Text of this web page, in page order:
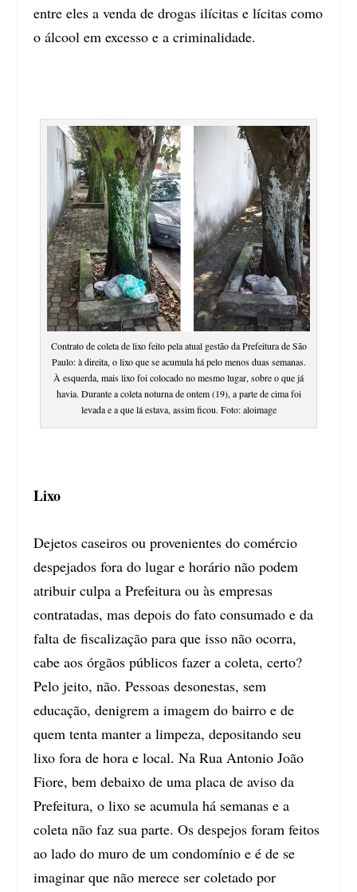
entre eles a venda de drogas ilícitas e lícitas como
o álcool em excesso e a criminalidade.
Contrato de coleta de lixo feito pela atual gestão da Prefeitura de São
Paulo: à direita, o lixo que se acumula há pelo menos duas semanas.
À esquerda, mais lixo foi colocado no mesmo lugar, sobre o que já
havia. Durante a coleta noturna de ontem (19), a parte de cima foi
levada e a que lá estava, assim ficou. Foto: aloimage
Lixo
Dejetos caseiros ou provenientes do comércio
despejados fora do lugar e horário não podem
atribuir culpa a Prefeitura ou às empresas
contratadas, mas depois do fato consumado e da
falta de fiscalização para que isso não ocorra,
cabe aos órgãos públicos fazer a coleta, certo?
Pelo jeito, não. Pessoas desonestas, sem
educação, denigrem a imagem do bairro e de
quem tenta manter a limpeza, depositando seu
lixo fora de hora e local. Na Rua Antonio João
Fiore, bem debaixo de uma placa de aviso da
Prefeitura, o lixo se acumula há semanas e a
coleta não faz sua parte. Os despejos foram feitos
ao lado do muro de um condomínio e é de se
imaginar que não merece ser coletado por